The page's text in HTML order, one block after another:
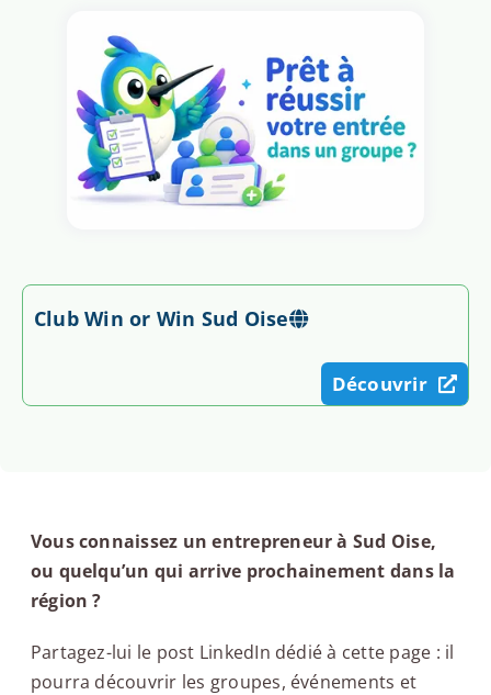
Club Win or Win Sud Oise
Découvrir
Vous connaissez un entrepreneur à Sud Oise,
ou quelqu’un qui arrive prochainement dans la
région ?
Partagez-lui le post LinkedIn dédié à cette page : il
pourra découvrir les groupes, événements et